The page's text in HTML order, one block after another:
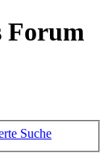
Forum
Suche